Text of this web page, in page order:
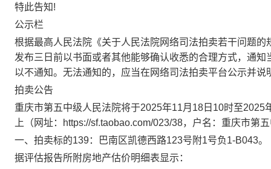
特此告知!
公示栏
根据最高人民法院《关于人民法院网络司法拍卖若干问题
发布三日前以书面或者其他能够确认收悉的合理方式，通
以不通知。无法通知的，应当在网络司法拍卖平台公示并
拍卖公告
重庆市第五中级人民法院将于2025年11月 18 日 10时至2025
上（网址：
https://sf.taobao.com/023/38，户名：重庆市第
一、拍卖标的139：巴南区凯德西路123号附1号负1-B043。
据评估报告所附房地产估价明细表显示：